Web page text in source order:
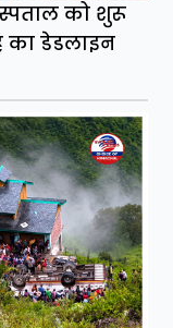
को शुरू
का डेडलाइन